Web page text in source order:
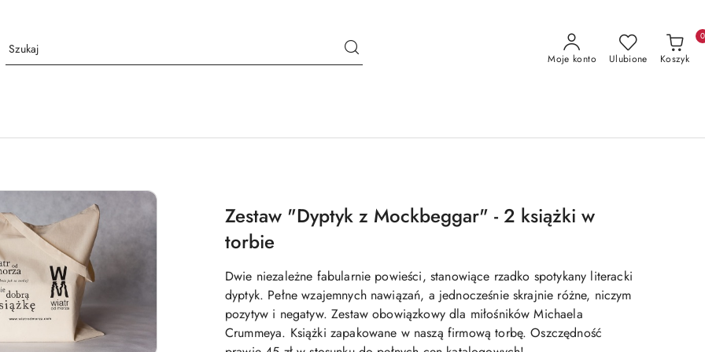
Moje konto Ulubione Koszyk
0
Zestaw "Dyptyk z Mockbeggar" - 2 książki w
torbie
Dwie niezależne fabularnie powieści, stanowiące rzadko spotykany literacki
dyptyk. Pełne wzajemnych nawiązań, a jednocześnie skrajnie różne, niczym
pozytyw i negatyw. Zestaw obowiązkowy dla miłośników Michaela
Crummeya. Książki zapakowane w naszą firmową torbę. Oszczędność